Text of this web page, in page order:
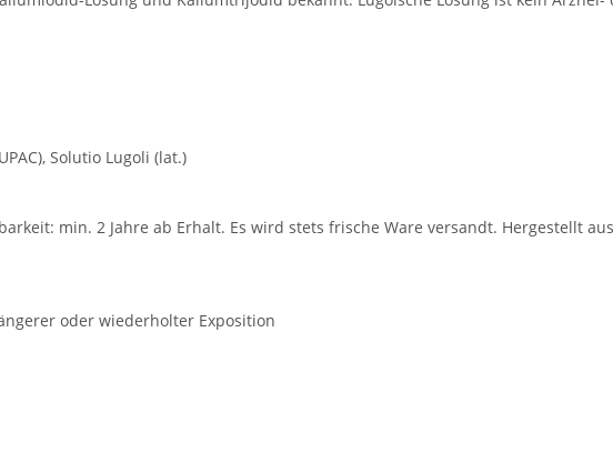
Solutio Lugoli (lat.)
min. 2 Jahre ab Erhalt. Es wird stets frische Ware versandt. Hergestellt
oder wiederholter Exposition